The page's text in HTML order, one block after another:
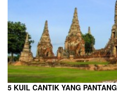
5 KUIL CANTIK YANG